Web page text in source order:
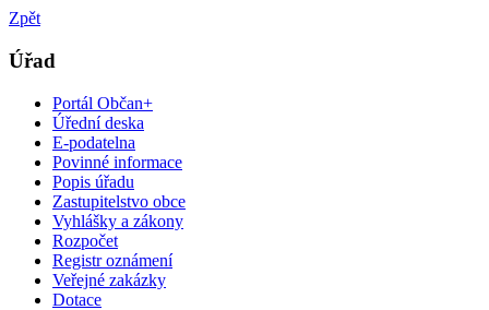
Zpět
Úřad
Portál Občan+
Úřední deska
E-podatelna
Povinné informace
Popis úřadu
Zastupitelstvo obce
Vyhlášky a zákony
Rozpočet
Registr oznámení
Veřejné zakázky
Dotace